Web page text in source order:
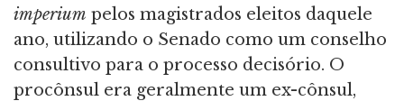
imperium pelos magistrados eleitos daquele
ano, utilizando o Senado como um conselho
consultivo para o processo decisório. O
procônsul era geralmente um ex-cônsul,